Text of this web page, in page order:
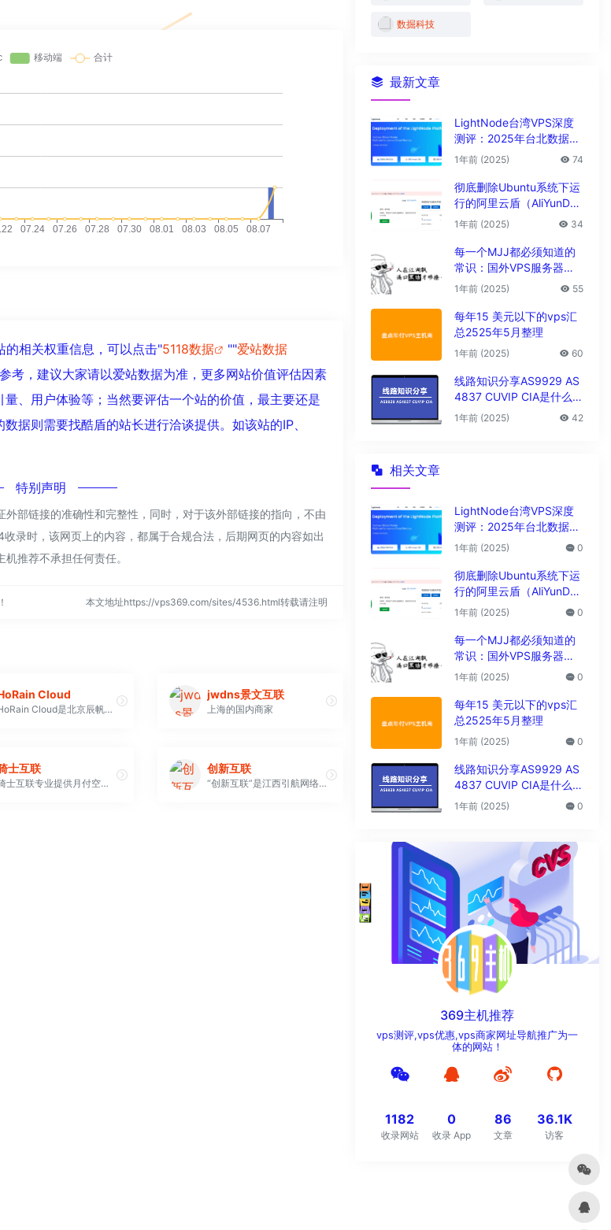
的相关权重信息，可以点击"5118数据 ""爱站数据
考，建议大家请以爱站数据为准，更多网站价值评估因素
、用户体验等；当然要评估一个站的价值，最主要还是
据则需要找酷盾的站长进行洽谈提供。如该站的IP、
特别声明
部链接的准确性和完整性，同时，对于该外部链接的指向，不由
录时，该网页上的内容，都属于合规合法，后期网页的内容如出
推荐不承担任何责任。
本文地址https://vps369.com/sites/4536.html转载请注明
Cloud
HoRain Cloud是北京辰帆科技有限公司
jwdns景文互联
上海的国内商家
士互联
骑士互联专业提供月付空间,香港、美国VPS,免费虚拟主机,香港服务器租用,香港空间,美国服务器租用,香港虚拟主机空间,站群服务器租用等服务,安全稳定高性价比是我们对于客户信任的一种理念!
创新互联
“创新互联”是江西引航网络科技有限公司旗下的云计算服务品牌，专注为个人开发者用户、中小型、大型企业用户提供一站式核心网络云端部署服务，促使用户云端部署化简为零，轻松快捷运用云计算。创新互联是国内为数不多具有ISP/IDC双资质的专业云计算服务商，同时持有系统软件著作权证书、CNNIC地址分配联盟成员证书，通过了ISO27001信息安全管理体系国际认证、ISO9001质量保证体系国际认证
数掘科技
最新文章
LightNode台湾VPS深度
测评：2025年台北数据中
心vps性能与解锁能力全解
1年前 (2025) 74
彻底删除Ubuntu系统下运
行的阿里云盾（AliYunDu
n/Aegis）
1年前 (2025) 34
每一个MJJ都必须知道的
常识：国外VPS服务器圈
子黑话大全
1年前 (2025) 55
每年15 美元以下的vps汇
总2525年5月整理
1年前 (2025) 60
线路知识分享AS9929 AS
4837 CUVIP CIA是什么线
路?
1年前 (2025) 42
相关文章
LightNode台湾VPS深度
测评：2025年台北数据中
心vps性能与解锁能力全解
1年前 (2025) 0
彻底删除Ubuntu系统下运
行的阿里云盾（AliYunDu
n/Aegis）
1年前 (2025) 0
每一个MJJ都必须知道的
常识：国外VPS服务器圈
子黑话大全
1年前 (2025) 0
每年15 美元以下的vps汇
总2525年5月整理
1年前 (2025) 0
线路知识分享AS9929 AS
4837 CUVIP CIA是什么线
路?
1年前 (2025) 0
369主机推荐
vps测评,vps优惠,vps商家网址导航推广为一
体的网站！
1182
收录网站
0
收录 App
86
文章
36.1K
访客